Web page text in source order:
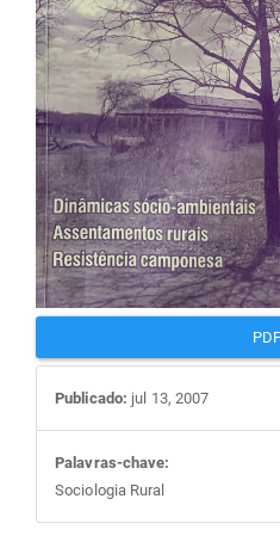
PDF
Publicado: jul 13, 2007
Palavras-chave:
Sociologia Rural